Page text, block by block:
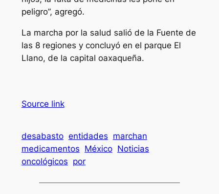
peligro”, agregó.
La marcha por la salud salió de la Fuente de
las 8 regiones y concluyó en el parque El
Llano, de la capital oaxaqueña.
Source link
desabasto entidades marchan
medicamentos México Noticias
oncológicos por